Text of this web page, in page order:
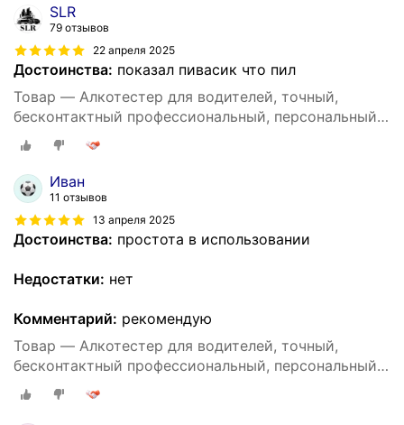
SLR
79 отзывов
22 апреля 2025
Достоинства: показал пивасик что пил
Товар — Алкотестер для водителей, точный,
бесконтактный профессиональный, персональный
DG shop
Иван
11 отзывов
13 апреля 2025
Достоинства: простота в использовании
Недостатки: нет
Комментарий: рекомендую
Товар — Алкотестер для водителей, точный,
бесконтактный профессиональный, персональный
DG shop